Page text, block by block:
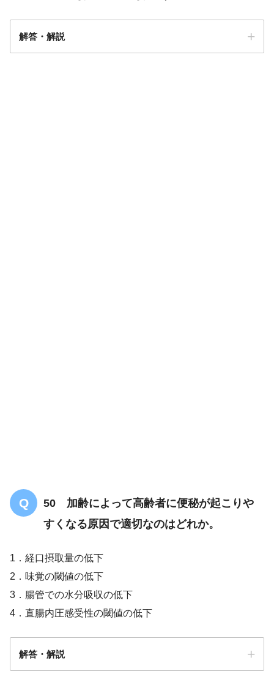
解答・解説
50 加齢によって高齢者に便秘が起こりや
すくなる原因で適切なのはどれか。
1．経口摂取量の低下
2．味覚の閾値の低下
3．腸管での水分吸収の低下
4．直腸内圧感受性の閾値の低下
解答・解説